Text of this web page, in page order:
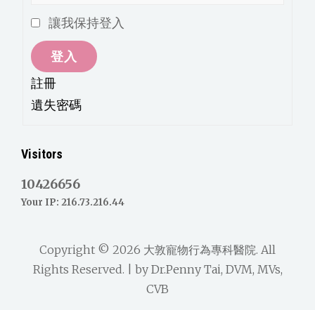
讓我保持登入
登入
註冊
遺失密碼
Visitors
10426656
Your IP: 216.73.216.44
Copyright © 2026 大敦寵物行為專科醫院. All
Rights Reserved. | by Dr.Penny Tai, DVM, MVs,
CVB